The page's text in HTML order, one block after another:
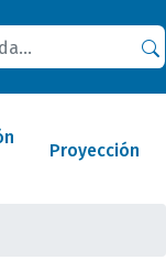
Proyección